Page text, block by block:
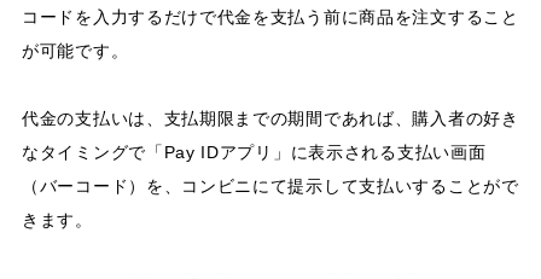
コードを入力するだけで代金を支払う前に商品を注文すること
が可能です。
代金の支払いは、支払期限までの期間であれば、購入者の好き
なタイミングで「Pay IDアプリ」に表示される支払い画面
（バーコード）を、コンビニにて提示して支払いすることがで
きます。